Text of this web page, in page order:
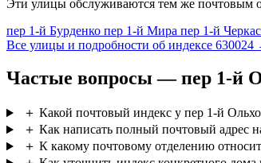
Эти улицы обслуживаются тем же почтовым
пер 1-й Бурденко пер 1-й Мира пер 1-й
Все улицы и подробности об индексе 630024
Частые вопросы — пер 1-й
＋ Какой почтовый индекс у пер 1-й
＋ Как написать полный почтовый адрес
＋ К какому почтовому отделению